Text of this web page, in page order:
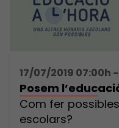
17/07/2019 07:00h
Posem
Com fer
escolars?